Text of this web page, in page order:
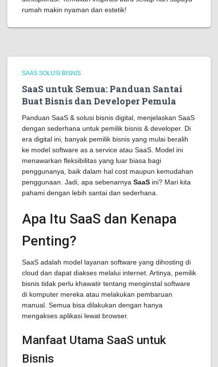
rumah makin nyaman dan estetik!
SAAS SOLUSI BISNIS
SaaS untuk Semua: Panduan Santai
Buat Bisnis dan Developer Pemula
Panduan SaaS & solusi bisnis digital, menjelaskan SaaS
dengan sederhana untuk pemilik bisnis & developer. Di
era digital ini, banyak pemilik bisnis yang mulai beralih
ke model software as a service atau SaaS. Model ini
menawarkan fleksibilitas yang luar biasa bagi
penggunanya, baik dalam hal cost maupun kemudahan
penggunaan. Jadi, apa sebenarnya SaaS ini? Mari kita
pahami dengan lebih santai dan sederhana.
Apa Itu SaaS dan Kenapa
Penting?
SaaS adalah model layanan software yang dihosting di
cloud dan dapat diakses melalui internet. Artinya, pemilik
bisnis tidak perlu khawatir tentang menginstal software
di komputer mereka atau melakukan pembaruan
manual. Semua bisa dilakukan dengan hanya
mengakses aplikasi lewat browser.
Manfaat Utama SaaS untuk
Bisnis